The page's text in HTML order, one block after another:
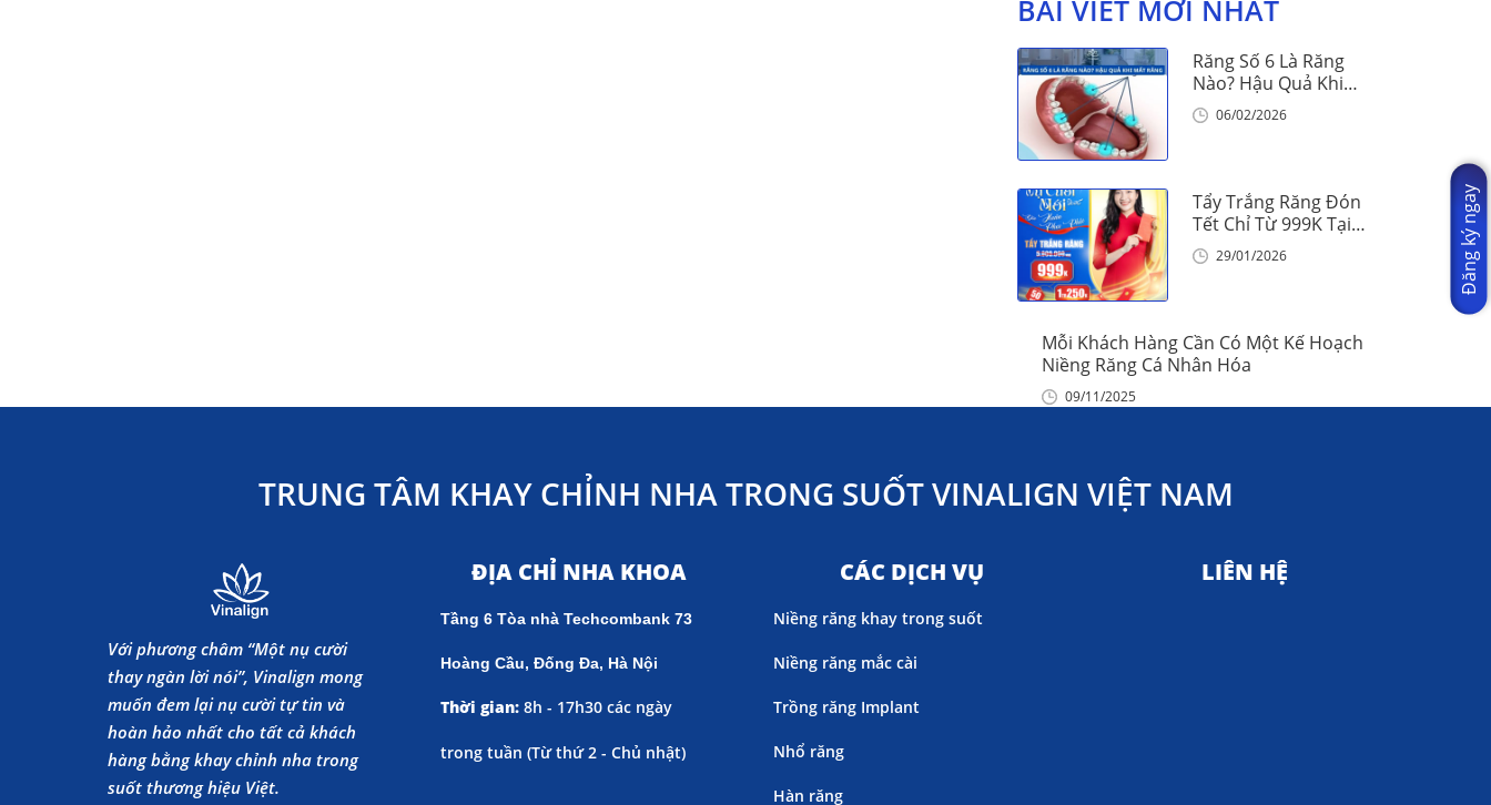
BÀI VIẾT MỚI NHẤT
Răng Số 6 Là Răng
Nào? Hậu Quả Khi
Mất Răng Số 6
06/02/2026
Tẩy Trắng Răng Đón
Tết Chỉ Từ 999K Tại
Nha Khoa Vinalign
29/01/2026
Mỗi Khách Hàng Cần Có Một Kế Hoạch
Niềng Răng Cá Nhân Hóa
09/11/2025
TRUNG TÂM KHAY CHỈNH NHA TRONG SUỐT VINALIGN VIỆT NAM
Với phương châm “Một nụ cười
thay ngàn lời nói”, Vinalign mong
muốn đem lại nụ cười tự tin và
hoàn hảo nhất cho tất cả khách
hàng bằng khay chỉnh nha trong
suốt thương hiệu Việt.
ĐỊA CHỈ NHA KHOA
Tầng 6 Tòa nhà Techcombank 73
Hoàng Cầu, Đống Đa, Hà Nội
Thời gian: 8h - 17h30 các ngày
trong tuần (Từ thứ 2 - Chủ nhật)
CÁC DỊCH VỤ
Niềng răng khay trong suốt
Niềng răng mắc cài
Trồng răng Implant
Nhổ răng
Hàn răng
LIÊN HỆ
Đăng ký ngay